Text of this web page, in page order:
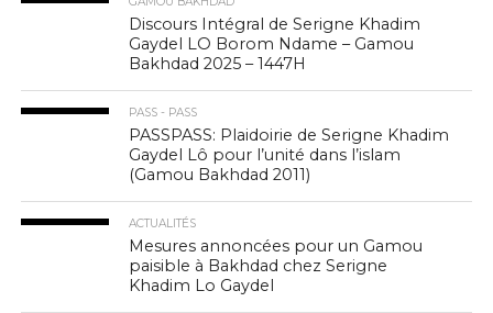
Discours Intégral de Serigne Khadim
Gaydel LO Borom Ndame – Gamou
Bakhdad 2025 – 1447H
PASS - PASS
PASSPASS: Plaidoirie de Serigne Khadim
Gaydel Lô pour l’unité dans l’islam
(Gamou Bakhdad 2011)
ACTUALITÉS
Mesures annoncées pour un Gamou
paisible à Bakhdad chez Serigne
Khadim Lo Gaydel